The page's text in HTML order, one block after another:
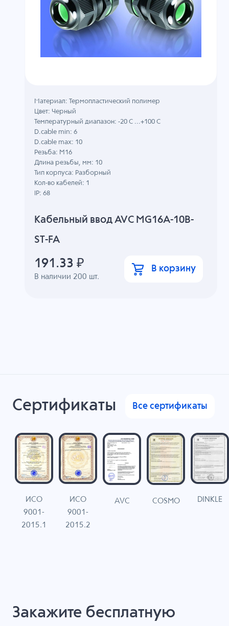
Кабельный ввод AVC MG16A-10B-
ST-FA
В наличии 200 шт.
Материал: Термопластический полимер
Цвет: Черный
Температурный диапазон: -20 C ...+100 C
D.cable min: 6
D.cable max: 10
Резьба: M16
Длина резьбы, мм: 10
Тип корпуса: Разборный
Кол-во кабелей: 1
IP: 68
191.33 ₽ В корзину
Сертификаты Все сертификаты
ИСО
9001-
2015.1
ИСО
9001-
2015.2
AVC COSMO DINKLE
Закажите бесплатную